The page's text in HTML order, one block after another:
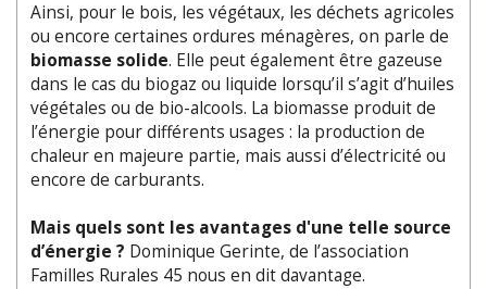
Ainsi, pour le bois, les végétaux, les déchets agricoles
ou encore certaines ordures ménagères, on parle de
biomasse solide. Elle peut également être gazeuse
dans le cas du biogaz ou liquide lorsqu’il s’agit d’huiles
végétales ou de bio-alcools. La biomasse produit de
l’énergie pour différents usages : la production de
chaleur en majeure partie, mais aussi d’électricité ou
encore de carburants.
Mais quels sont les avantages d'une telle source
d’énergie ? Dominique Gerinte, de l’association
Familles Rurales 45 nous en dit davantage.